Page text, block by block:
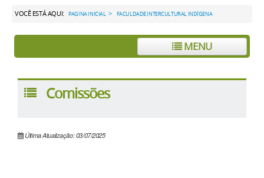
VOCÊ ESTÁ AQUI: PAGINA INICIAL > FACULDADE INTERCULTURAL INDÍGENA
MENU
Comissões
Última Atualização: 03/07/2025